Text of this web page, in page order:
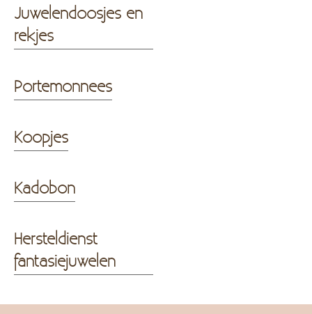
Juwelendoosjes en
rekjes
Portemonnees
Koopjes
Kadobon
Hersteldienst
fantasiejuwelen